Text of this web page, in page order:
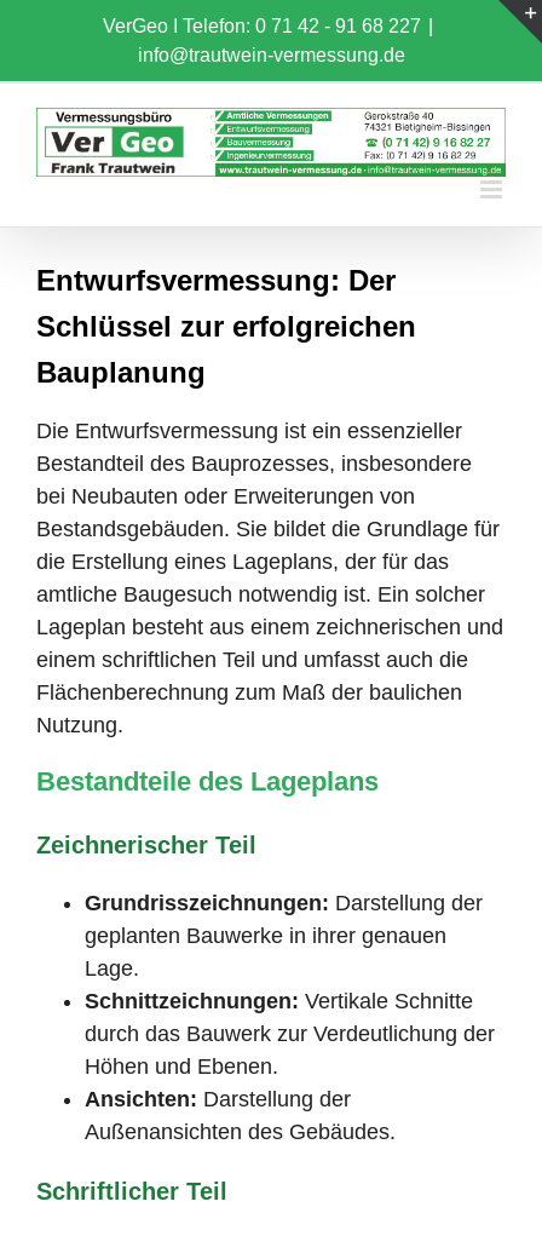
content
VerGeo I Telefon: 0 71 42 - 91 68 227
info@trautwein-vermessung.de
Entwurfsvermessung: Der
Schlüssel zur erfolgreichen
Bauplanung
Die Entwurfsvermessung ist ein essenzieller
Bestandteil des Bauprozesses, insbesondere
bei Neubauten oder Erweiterungen von
Bestandsgebäuden. Sie bildet die Grundlage für
die Erstellung eines Lageplans, der für das
amtliche Baugesuch notwendig ist. Ein solcher
Lageplan besteht aus einem zeichnerischen und
einem schriftlichen Teil und umfasst auch die
Flächenberechnung zum Maß der baulichen
Nutzung.
Bestandteile des Lageplans
Zeichnerischer Teil
Grundrisszeichnungen: Darstellung der
geplanten Bauwerke in ihrer genauen
Lage.
Schnittzeichnungen: Vertikale Schnitte
durch das Bauwerk zur Verdeutlichung der
Höhen und Ebenen.
Ansichten: Darstellung der
Außenansichten des Gebäudes.
Schriftlicher Teil